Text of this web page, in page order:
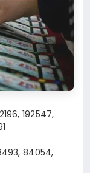
192547,
84054,